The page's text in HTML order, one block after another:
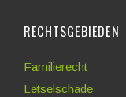
RECHTSGEBIEDEN
Familierecht
Letselschade